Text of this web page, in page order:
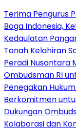
Terima Pengurus
Boga Indonesia,
Kedaulatan
Tanah Kelahiran
Peradi Nusantara
Ombudsman RI
Penegakan
Berkomitmen
Dukungan
Kolaborasi dan